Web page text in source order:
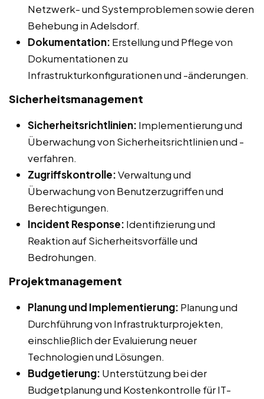
Netzwerk- und Systemproblemen sowie deren
Behebung in Adelsdorf.
Dokumentation: Erstellung und Pflege von
Dokumentationen zu
Infrastrukturkonfigurationen und -änderungen.
Sicherheitsmanagement
Sicherheitsrichtlinien: Implementierung und
Überwachung von Sicherheitsrichtlinien und -
verfahren.
Zugriffskontrolle:Verwaltung und
Überwachung von Benutzerzugriffen und
Berechtigungen.
Incident Response: Identifizierung und
Reaktion auf Sicherheitsvorfälle und
Bedrohungen.
Projektmanagement
Planung und Implementierung: Planung und
Durchführung von Infrastrukturprojekten,
einschließlich der Evaluierung neuer
Technologien und Lösungen.
Budgetierung: Unterstützung bei der
Budgetplanung und Kostenkontrolle für IT-